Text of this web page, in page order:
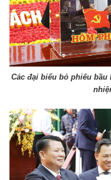
Các đại biểu bỏ phiếu bầu